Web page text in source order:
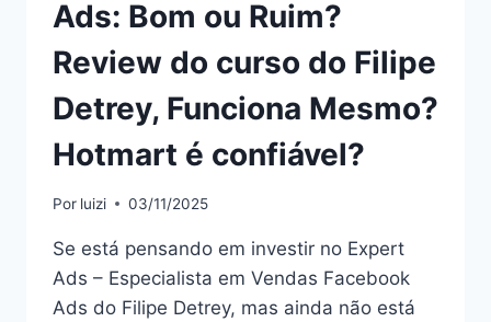
Ads: Bom ou Ruim?
Review do curso do Filipe
Detrey, Funciona Mesmo?
Hotmart é confiável?
Por luizi 03/11/2025
Se está pensando em investir no Expert
Ads – Especialista em Vendas Facebook
Ads do Filipe Detrey, mas ainda não está